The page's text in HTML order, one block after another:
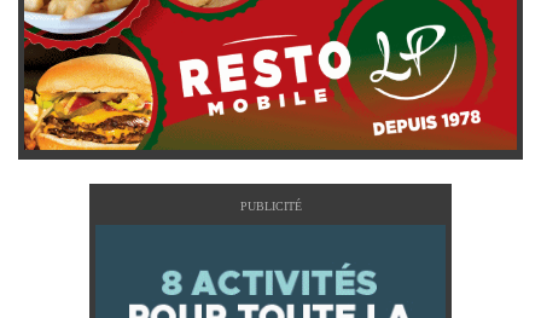
PUBLICITÉ